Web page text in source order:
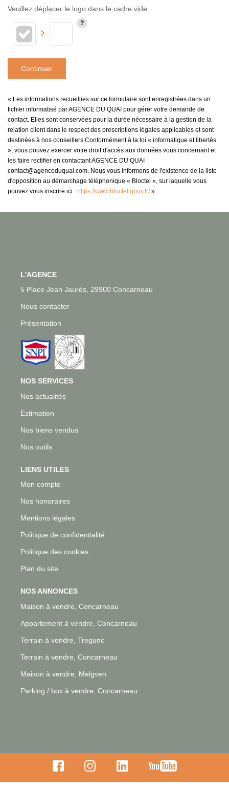
Veuillez déplacer le logo dans le cadre vide
Continuer
« Les informations recueillies sur ce formulaire sont enregistrées dans un
fichier informatisé par AGENCE DU QUAI pour gérer votre demande de
contact. Elles sont conservées pour la durée nécessaire à la gestion de la
relation client dans le respect des prescriptions légales applicables et sont
destinées à nos conseillers Conformément à la loi « informatique et libertés
», vous pouvez exercer votre droit d'accès aux données vous concernant et
les faire rectifier en contactant AGENCE DU QUAI
contact@agenceduquai.com. Nous vous informons de l'existence de la liste
d'opposition au démarchage téléphonique « Bloctel », sur laquelle vous
pouvez vous inscrire ici : https://www.bloctel.gouv.fr/»
L'AGENCE
5 Place Jean Jaurès, 29900 Concarneau
Nous contacter
Présentation
NOS SERVICES
Nos actualités
Estimation
Nos biens vendus
Nos outils
LIENS UTILES
Mon compte
Nos honoraires
Mentions légales
Politique de confidentialité
Politique des cookies
Plan du site
NOS ANNONCES
Maison à vendre, Concarneau
Appartement à vendre, Concarneau
Terrain à vendre, Tregunc
Terrain à vendre, Concarneau
Maison à vendre, Melgven
Parking / box à vendre, Concarneau